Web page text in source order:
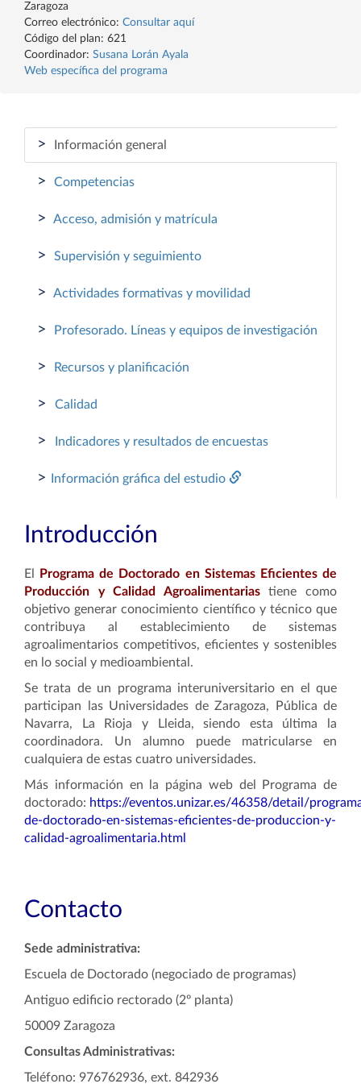
Zaragoza
Correo electrónico: Consultar aquí
Código del plan: 621
Coordinador: Susana Lorán Ayala
Web específica del programa
> Información general
> Competencias
> Acceso, admisión y matrícula
> Supervisión y seguimiento
> Actividades formativas y movilidad
> Profesorado. Líneas y equipos de investigación
> Recursos y planificación
> Calidad
> Indicadores y resultados de encuestas
> Información gráfica del estudio
Introducción
El
Programa de Doctorado en Sistemas Eficientes de
Producción y Calidad Agroalimentariastiene como
objetivo generar conocimiento científico y técnico que
contribuya al establecimiento de sistemas
agroalimentarios competitivos, eficientes y sostenibles
en lo social y medioambiental.
Se trata de un programa interuniversitario en el que
participan las Universidades de Zaragoza, Pública de
Navarra, La Rioja y Lleida, siendo esta última la
coordinadora. Un alumno puede matricularse en
cualquiera de estas cuatro universidades.
Más información en la página web del Programa de
doctorado: https://eventos.unizar.es/46358/detail/
de-doctorado-en-sistemas-eficientes-de-produccion-y-
calidad-agroalimentaria.html
Contacto
Sede administrativa:
Escuela de Doctorado (negociado de programas)
Antiguo edificio rectorado (2º planta)
50009 Zaragoza
Consultas Administrativas:
Teléfono: 976762936, ext. 842936